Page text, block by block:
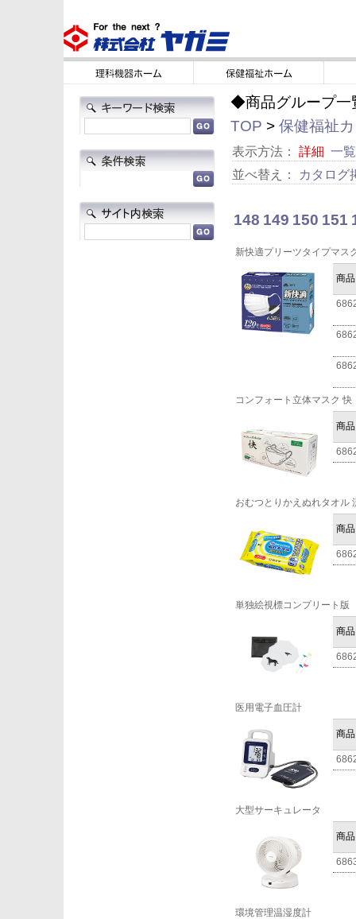
◆商品グループ一
TOP > 保健福祉
表示方法： 詳細 一覧
並べ替え：
カタログ
148 149 150 151
新快適プリーツタイプマス
商
コンフォート立体マスク 快
商
おむつとりかえぬれタオル
商
単独絵視標コンプリート版
商
医用電子血圧計
商
大型サーキュレータ
商
環境管理温湿度計